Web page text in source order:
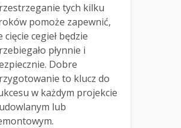
tych kilku
pomoże zapewnić,
cięcie cegieł będzie
płynnie i
Dobre
to klucz do
w każdym projekcie
lub